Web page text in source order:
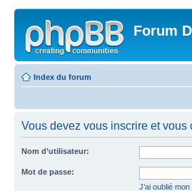
Forum
Index du forum
Vous devez vous inscrire et
Nom d’utilisateur:
Mot de passe:
J’ai oublié